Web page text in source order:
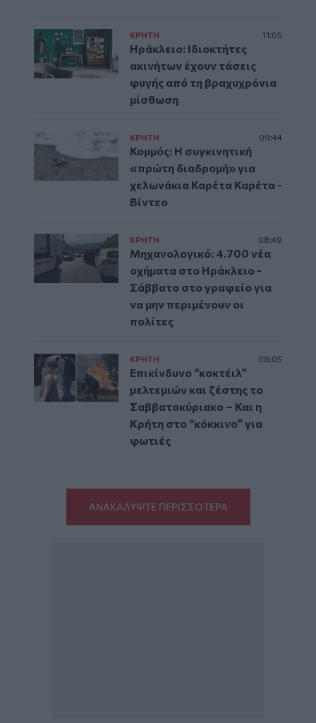
ΚΡΗΤΗ 11:05
Ηράκλειο: Ιδιοκτήτες
ακινήτων έχουν τάσεις
φυγής από τη βραχυχρόνια
μίσθωση
ΚΡΗΤΗ 09:44
Κομμός: Η συγκινητική
«πρώτη διαδρομή» για
χελωνάκια Καρέτα Καρέτα -
Βίντεο
ΚΡΗΤΗ 08:49
Μηχανολογικό: 4.700 νέα
οχήματα στο Ηράκλειο -
Σάββατο στο γραφείο για
να μην περιμένουν οι
πολίτες
ΚΡΗΤΗ 08:05
Επικίνδυνο “κοκτέιλ”
μελτεμιών και ζέστης το
Σαββατοκύριακο – Και η
Κρήτη στο “κόκκινο” για
φωτιές
ΑΝΑΚΑΛΥΨΤΕ ΠΕΡΙΣΣΟΤΕΡΑ